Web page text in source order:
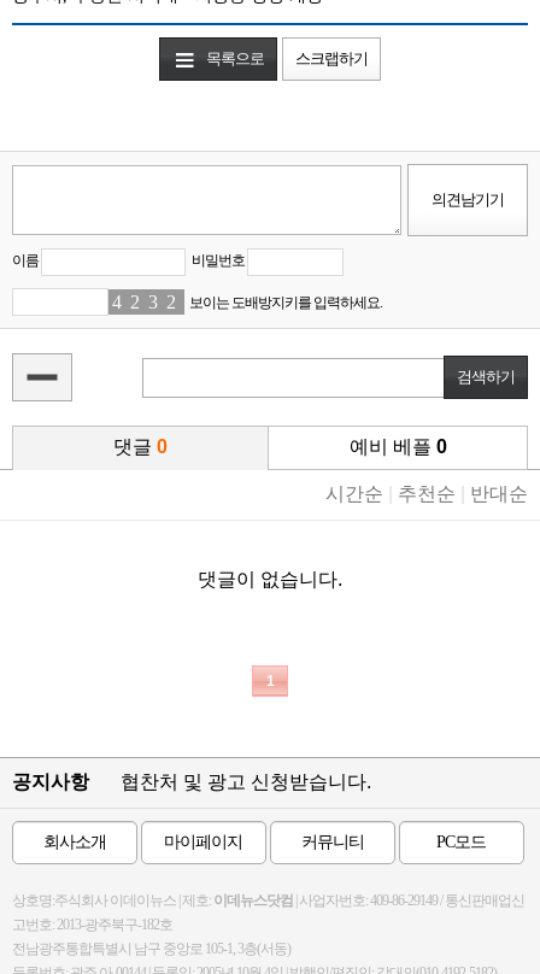
목록으로 스크랩하기
이름 비밀번호
43 2 36 2 보이는 도배방지키를 입력하세요.
댓글 0 예비 베플 0
시간순 추천순 반대순
댓글이 없습니다.
1
공지사항 협찬처 및 광고 신청받습니다.
회사소개 마이페이지 커뮤니티 PC모드
상호명:주식회사 이데이뉴스 | 제호: 이데뉴스닷컴 | 사업자번호: 409-86-29149 / 통신판매업신
고번호: 2013-광주북구-182호
전남광주통합특별시 남구 중앙로 105-1, 3층(서동)